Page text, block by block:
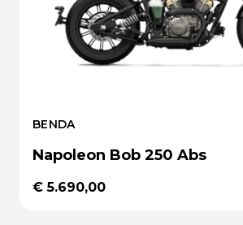
BENDA
Napoleon Bob 250 Abs
€ 5.690,00